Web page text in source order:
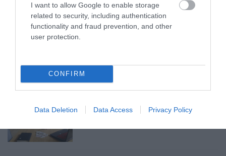
I want to allow Google to enable storage
related to security, including authentication
functionality and fraud prevention, and other
user protection.
CONFIRM
Data Deletion Data Access Privacy Policy
ORBÁN EGYKORI VÍZÜGYI ÁLLAMTITKÁRA
IS ELLENTMONDOTT A VOL...
KIHÍVÁSOK A KARRIER KE...